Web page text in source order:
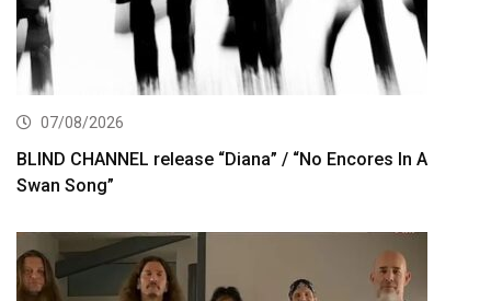
07/08/2026
BLIND CHANNEL release “Diana” / “No Encores In A
Swan Song”